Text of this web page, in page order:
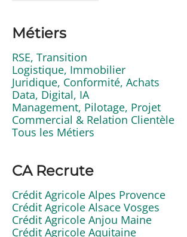
Métiers
RSE, Transition
Logistique, Immobilier
Juridique, Conformité, Achats
Data, Digital, IA
Management, Pilotage, Projet
Commercial & Relation Clientèle
Tous les Métiers
CA Recrute
Crédit Agricole Alpes Provence
Crédit Agricole Alsace Vosges
Crédit Agricole Anjou Maine
Crédit Agricole Aquitaine